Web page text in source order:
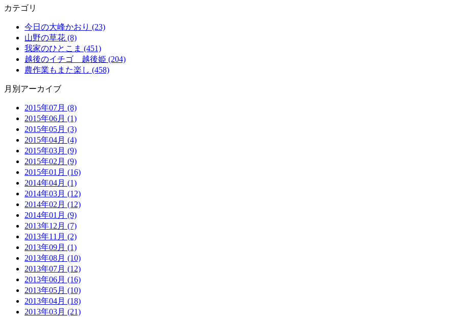
カテゴリ
今日の大峰かおり (23)
山野の草花 (8)
我家のひとこま (451)
越後のイチゴ 越後姫 (204)
農作業もまた楽し (458)
月別アーカイブ
2015年07月 (8)
2015年06月 (1)
2015年05月 (3)
2015年04月 (4)
2015年03月 (9)
2015年02月 (9)
2015年01月 (16)
2014年04月 (1)
2014年03月 (12)
2014年02月 (12)
2014年01月 (9)
2013年12月 (7)
2013年11月 (2)
2013年09月 (1)
2013年08月 (10)
2013年07月 (12)
2013年06月 (16)
2013年05月 (10)
2013年04月 (18)
2013年03月 (21)